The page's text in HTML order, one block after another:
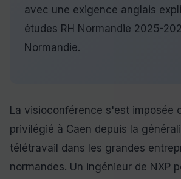
avec une exigence anglais
études RH Normandie 2025-
Normandie.
La visioconférence s'est imposée
privilégié à Caen depuis la
télétravail dans les grandes
normandes. Un ingénieur de NXP